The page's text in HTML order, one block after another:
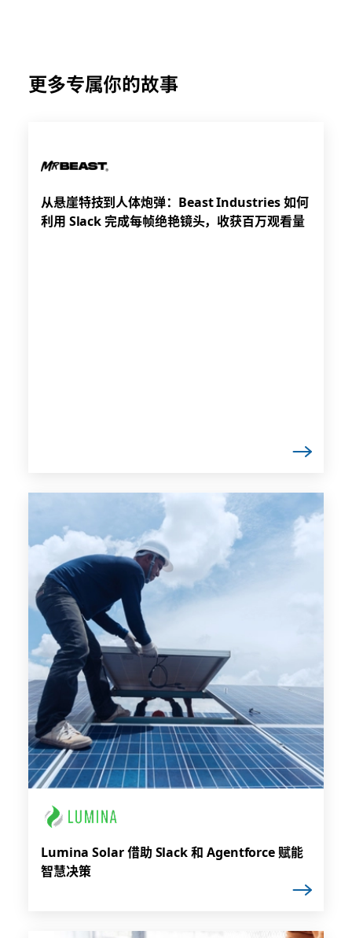
更多专属你的故事
从悬崖特技到人体炮弹：Beast Industries 如何
利用 Slack 完成每帧绝艳镜头，收获百万观看量
Lumina Solar 借助 Slack 和 Agentforce 赋能
智慧决策